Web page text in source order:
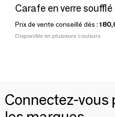
Carafe en verre
Prix de vente conseillé dès :
Disponible en plusieurs couleurs
Connectez-vous